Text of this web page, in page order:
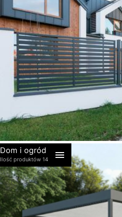
akcesoria
Dom i ogród
Ilość produktów 14